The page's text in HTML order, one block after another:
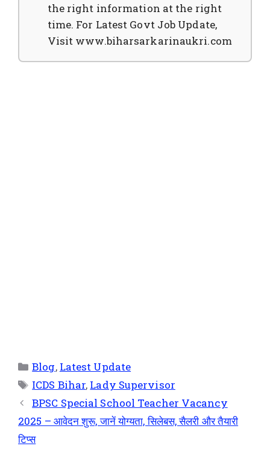
the right information at the right
time. For Latest Govt Job Update,
Visit www.biharsarkarinaukri.com
Blog, Latest Update
ICDS Bihar, Lady Supervisor
BPSC Special School Teacher Vacancy
2025 – आवेदन शुरू, जानें योग्यता, सिलेबस, सैलरी और तैयारी
टिप्स